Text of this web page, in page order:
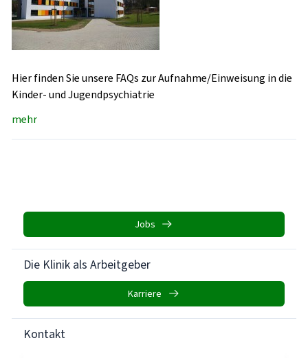
Hier finden Sie unsere FAQs zur Aufnahme/Einweisung in die
Kinder- und Jugendpsychiatrie
mehr
Jobs
Die Klinik als Arbeitgeber
Karriere
Kontakt